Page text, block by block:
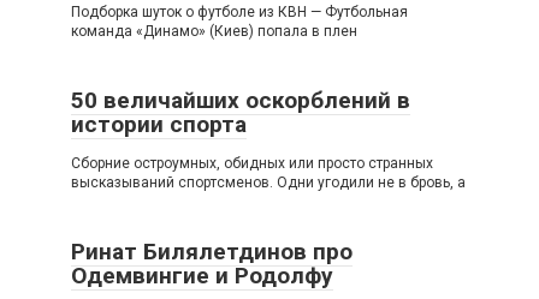
Подборка шуток о футболе из КВН — Футбольная
команда «Динамо» (Киев) попала в плен
50 величайших оскорблений в
истории спорта
Сборние остроумных, обидных или просто странных
высказываний спортсменов. Одни угодили не в бровь, а
Ринат Билялетдинов про
Одемвингие и Родолфу